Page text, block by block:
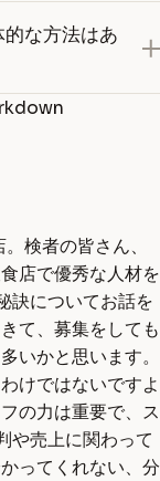
な方法はあ
検者の皆さん、
店で優秀な人材を
訣についてお話を
て、募集をしても
いかと思います。
けではないですよ
の力は重要で、ス
や売上に関わって
ってくれない、分